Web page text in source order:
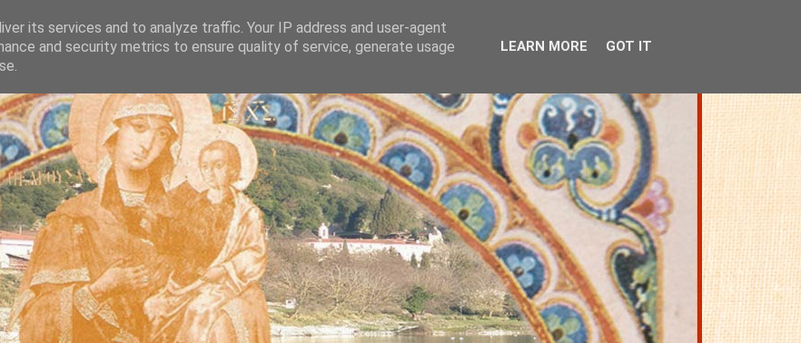
its services and to analyze traffic. Your IP address and user-agent
and security metrics to ensure quality of service, generate usage
LEARN MORE GOT IT